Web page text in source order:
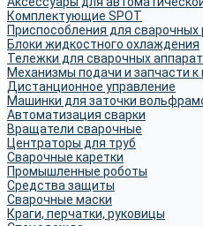
Комплектующие SPOT
Приспособления для сварочных
Блоки жидкостного охлаждения
Тележки для сварочных
Механизмы подачи и запчасти к
Дистанционное управление
Машинки для заточки
Автоматизация сварки
Вращатели сварочные
Центраторы для труб
Сварочные каретки
Промышленные роботы
Средства защиты
Сварочные маски
Краги, перчатки, руковицы